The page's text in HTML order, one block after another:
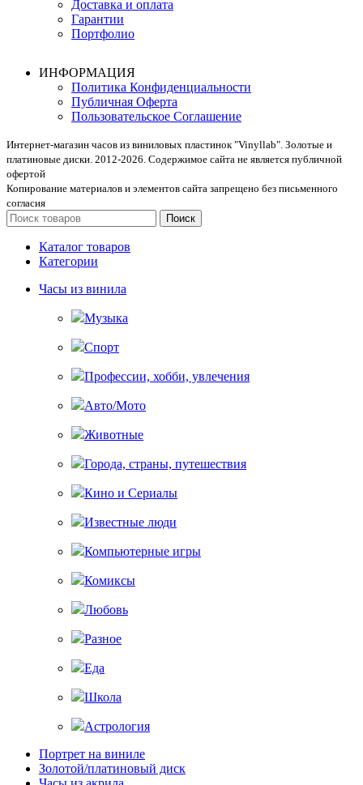
Доставка и оплата
Гарантии
Портфолио
ИНФОРМАЦИЯ
Политика Конфиденциальности
Публичная Оферта
Пользовательское Соглашение
Интернет-магазин часов из виниловых пластинок "Vinyllab". Золотые и
платиновые диски. 2012-2026. Содержимое сайта не является публичной
офертой
Копирование материалов и элементов сайта запрещено без письменного
согласия
Поиск
Каталог товаров
Категории
Часы из винила
Музыка
Спорт
Профессии, хобби, увлечения
Авто/Мото
Животные
Города, страны, путешествия
Кино и Сериалы
Известные люди
Компьютерные игры
Комиксы
Любовь
Разное
Еда
Школа
Астрология
Портрет на виниле
Золотой/платиновый диск